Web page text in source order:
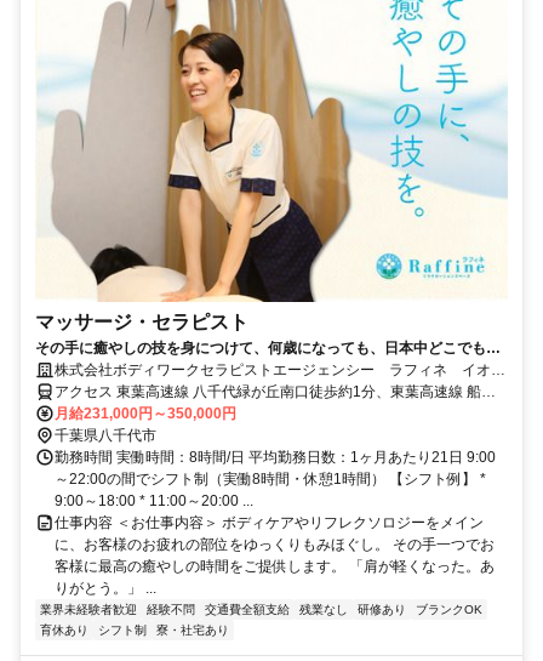
マッサージ・セラピスト
その手に癒やしの技を身につけて、何歳になっても、日本中どこでも働
けるセラピストの第一歩を踏み出しませんか。
株式会社ボディワークセラピストエージェンシー ラフィネ イオン
モール八千代緑が丘店
アクセス 東葉高速線 八千代緑が丘南口徒歩約1分、東葉高速線 船橋
日大前西口徒歩約19分、東葉高速線 八千代中央出入口1徒歩約37分
最寄駅：八千代緑が丘駅
月給231,000円～350,000円
千葉県八千代市
勤務時間 実働時間：8時間/日 平均勤務日数：1ヶ月あたり21日 9:00
～22:00の間でシフト制（実働8時間・休憩1時間） 【シフト例】 *
9:00～18:00 * 11:00～20:00 ...
仕事内容 ＜お仕事内容＞ ボディケアやリフレクソロジーをメイン
に、お客様のお疲れの部位をゆっくりもみほぐし。 その手一つでお
客様に最高の癒やしの時間をご提供します。 「肩が軽くなった。あ
りがとう。」 ...
業界未経験者歓迎 経験不問 交通費全額支給 残業なし 研修あり
ブランクOK
育休あり
シフト制 寮・社宅あり